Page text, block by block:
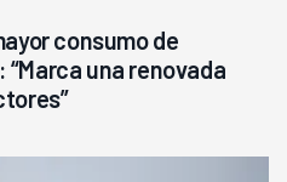
consumo de
una renovada